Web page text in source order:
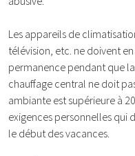
Les appareils de
télévision, etc. ne doivent
permanence pendant que
chauffage central ne doit
ambiante est supérieure à
exigences personnelles qui
le début des vacances.